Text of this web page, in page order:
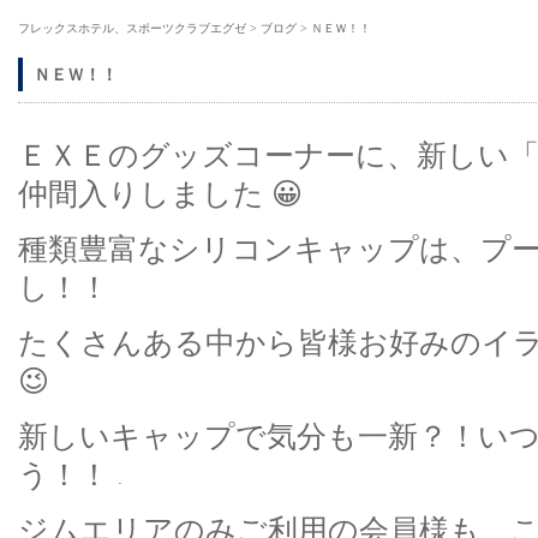
フレックスホテル、スポーツクラブエグゼ > ブログ > ＮＥＷ！！
ＮＥＷ！！
ＥＸＥのグッズコーナーに、新しい
仲間入りしました 😀
種類豊富なシリコンキャップは、プ
し！！
たくさんある中から皆様お好みのイ
😉
新しいキャップで気分も一新？！い
う！！
ジムエリアのみご利用の会員様も、